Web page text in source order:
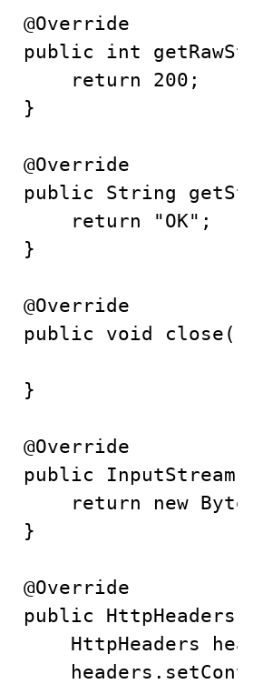
@Override
public int
return 200;
}
@Override
public String
return "OK";
}
@Override
public void close()
}
@Override
public InputStream
return new
}
@Override
public HttpHeaders
HttpHeaders